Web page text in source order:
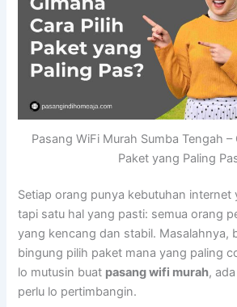
Pasang WiFi Murah Sumba Tengah –
Paket yang Paling
Setiap orang punya kebutuhan internet
tapi satu hal yang pasti: semua orang
yang kencang dan stabil. Masalahnya,
bingung pilih paket mana yang paling
lo mutusin buat pasang wifi murah,
perlu lo pertimbangin.